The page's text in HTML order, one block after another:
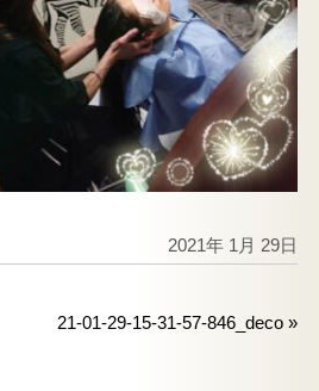
2021年 1月 29日
21-01-29-15-31-57-846_deco »